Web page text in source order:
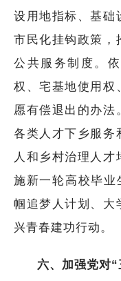
设用地指标、基础
市民化挂钩政策，
公共服务制度。
权、宅基地使用权
愿有偿退出的办法
各类人才下乡服务
人和乡村治理人
施新一轮高校毕业
帼追梦人计划、大
兴青春建功行动。
六、加强党对